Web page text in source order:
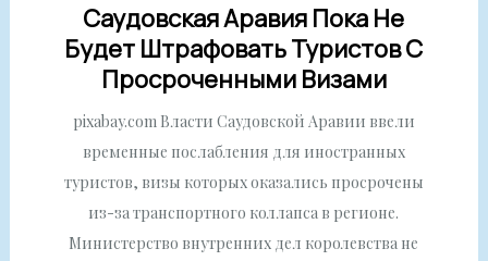
Саудовская Аравия Пока Не
Будет Штрафовать Туристов С
Просроченными Визами
pixabay.com Власти Саудовской Аравии ввели
временные послабления для иностранных
туристов, визы которых оказались просрочены
из-за транспортного коллапса в регионе.
Министерство внутренних дел королевства не